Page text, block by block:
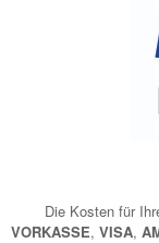
Die Kosten für
VORKASSE, VISA,